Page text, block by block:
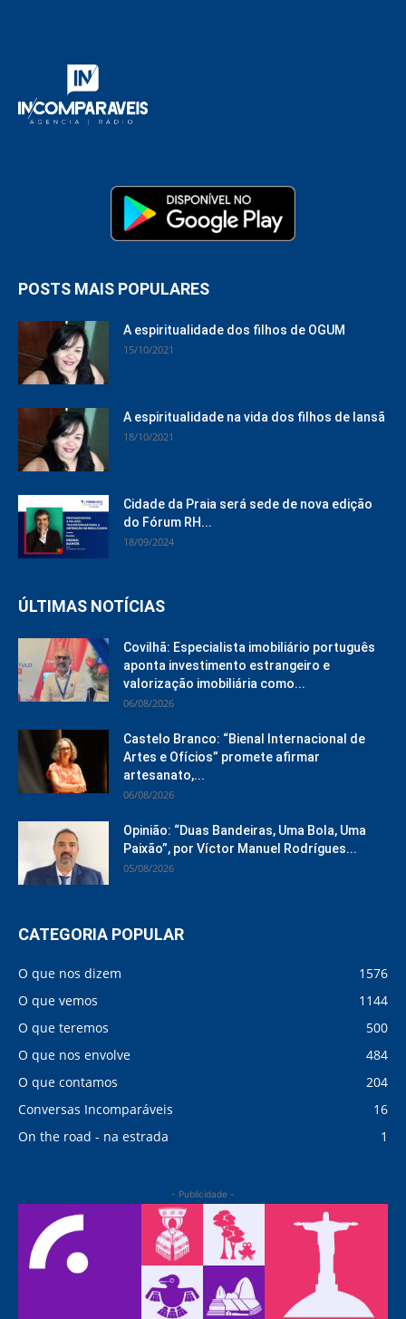
POSTS MAIS POPULARES
A espiritualidade dos filhos de OGUM
15/10/2021
A espiritualidade na vida dos filhos de Iansã
18/10/2021
Cidade da Praia será sede de nova edição
do Fórum RH...
18/09/2024
ÚLTIMAS NOTÍCIAS
Covilhã: Especialista imobiliário português
aponta investimento estrangeiro e
valorização imobiliária como...
06/08/2026
Castelo Branco: “Bienal Internacional de
Artes e Ofícios” promete afirmar
artesanato,...
06/08/2026
Opinião: “Duas Bandeiras, Uma Bola, Uma
Paixão”, por Víctor Manuel Rodrígues...
05/08/2026
CATEGORIA POPULAR
O que nos dizem
1576
O que vemos
1144
O que teremos
500
O que nos envolve
484
O que contamos
204
Conversas Incomparáveis
16
On the road - na estrada
1
- Publicidade -